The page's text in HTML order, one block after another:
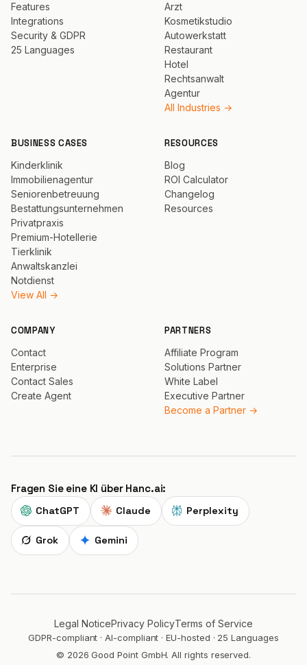
Features
Integrations
Security & GDPR
25 Languages
Arzt
Kosmetikstudio
Autowerkstatt
Restaurant
Hotel
Rechtsanwalt
Agentur
All Industries →
BUSINESS CASES
Kinderklinik
Immobilienagentur
Seniorenbetreuung
Bestattungsunternehmen
Privatpraxis
Premium-Hotellerie
Tierklinik
Anwaltskanzlei
Notdienst
View All →
RESOURCES
Blog
ROI Calculator
Changelog
Resources
COMPANY
Contact
Enterprise
Contact Sales
Create Agent
PARTNERS
Affiliate Program
Solutions Partner
White Label
Executive Partner
Become a Partner →
Fragen Sie eine KI über Hanc.ai:
ChatGPT Claude Perplexity
Grok Gemini
Legal NoticePrivacy PolicyTerms of Service
GDPR-compliant · AI-compliant · EU-hosted · 25 Languages
© 2026 Good Point GmbH. All rights reserved.